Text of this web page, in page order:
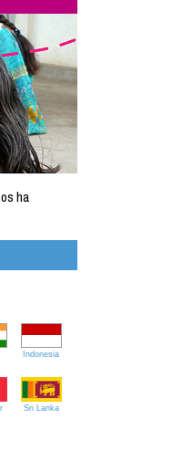
ha
Indonesia
Sri Lanka